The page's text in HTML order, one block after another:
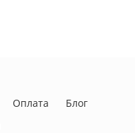
Оплата
Блог